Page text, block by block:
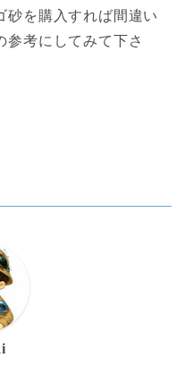
砂を購入すれば間違い
参考にしてみて下さ